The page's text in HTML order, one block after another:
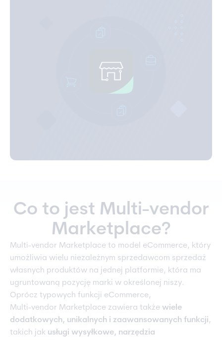
Co to jest Multi-vendor
Marketplace?
Multi-vendor Marketplace to model eCommerce, który
umożliwia wielu niezależnym sprzedawcom sprzedaż
własnych produktów na jednej platformie, która ma
ugruntowaną pozycję marki w określonej niszy.
Oprócz typowych funkcji eCommerce,
Multi-vendor Marketplace zawiera także wiele
dodatkowych, unikalnych i zaawansowanych funkcji,
takich jak usługi wysyłkowe, narzędzia